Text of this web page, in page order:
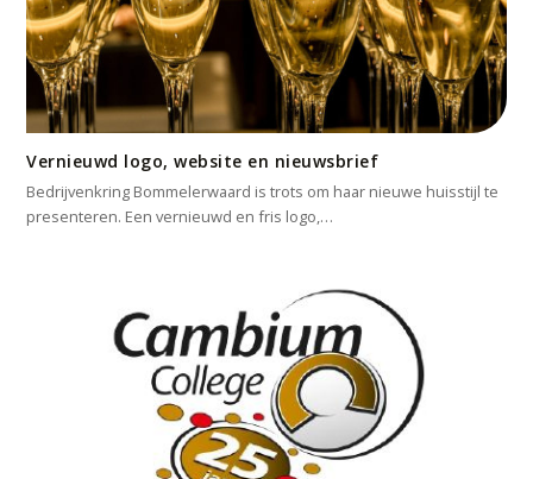
Vernieuwd logo, website en nieuwsbrief
Bedrijvenkring Bommelerwaard is trots om haar nieuwe huisstijl te
presenteren. Een vernieuwd en fris logo,…